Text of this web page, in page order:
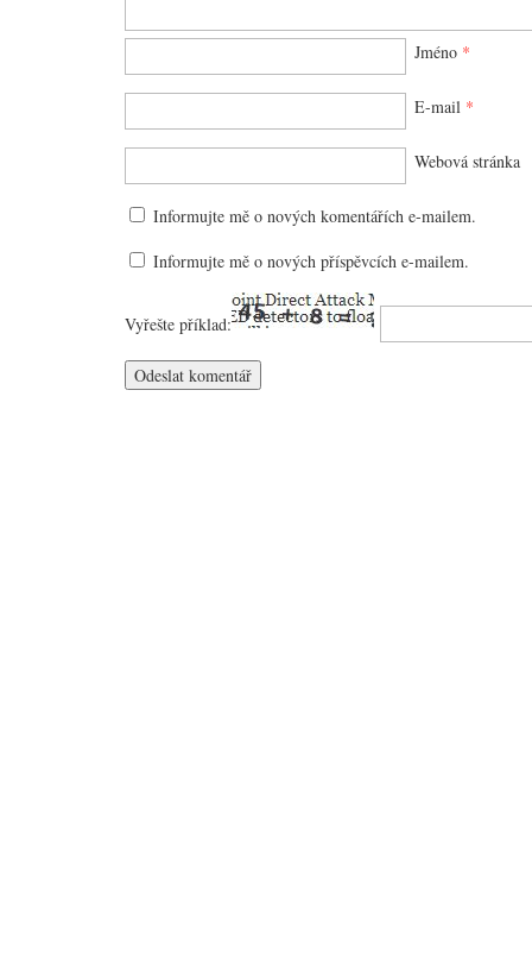
Jméno *
E-mail *
Webová stránka
Informujte mě o nových komentářích e-mailem.
Informujte mě o nových příspěvcích e-mailem.
Vyřešte příklad: